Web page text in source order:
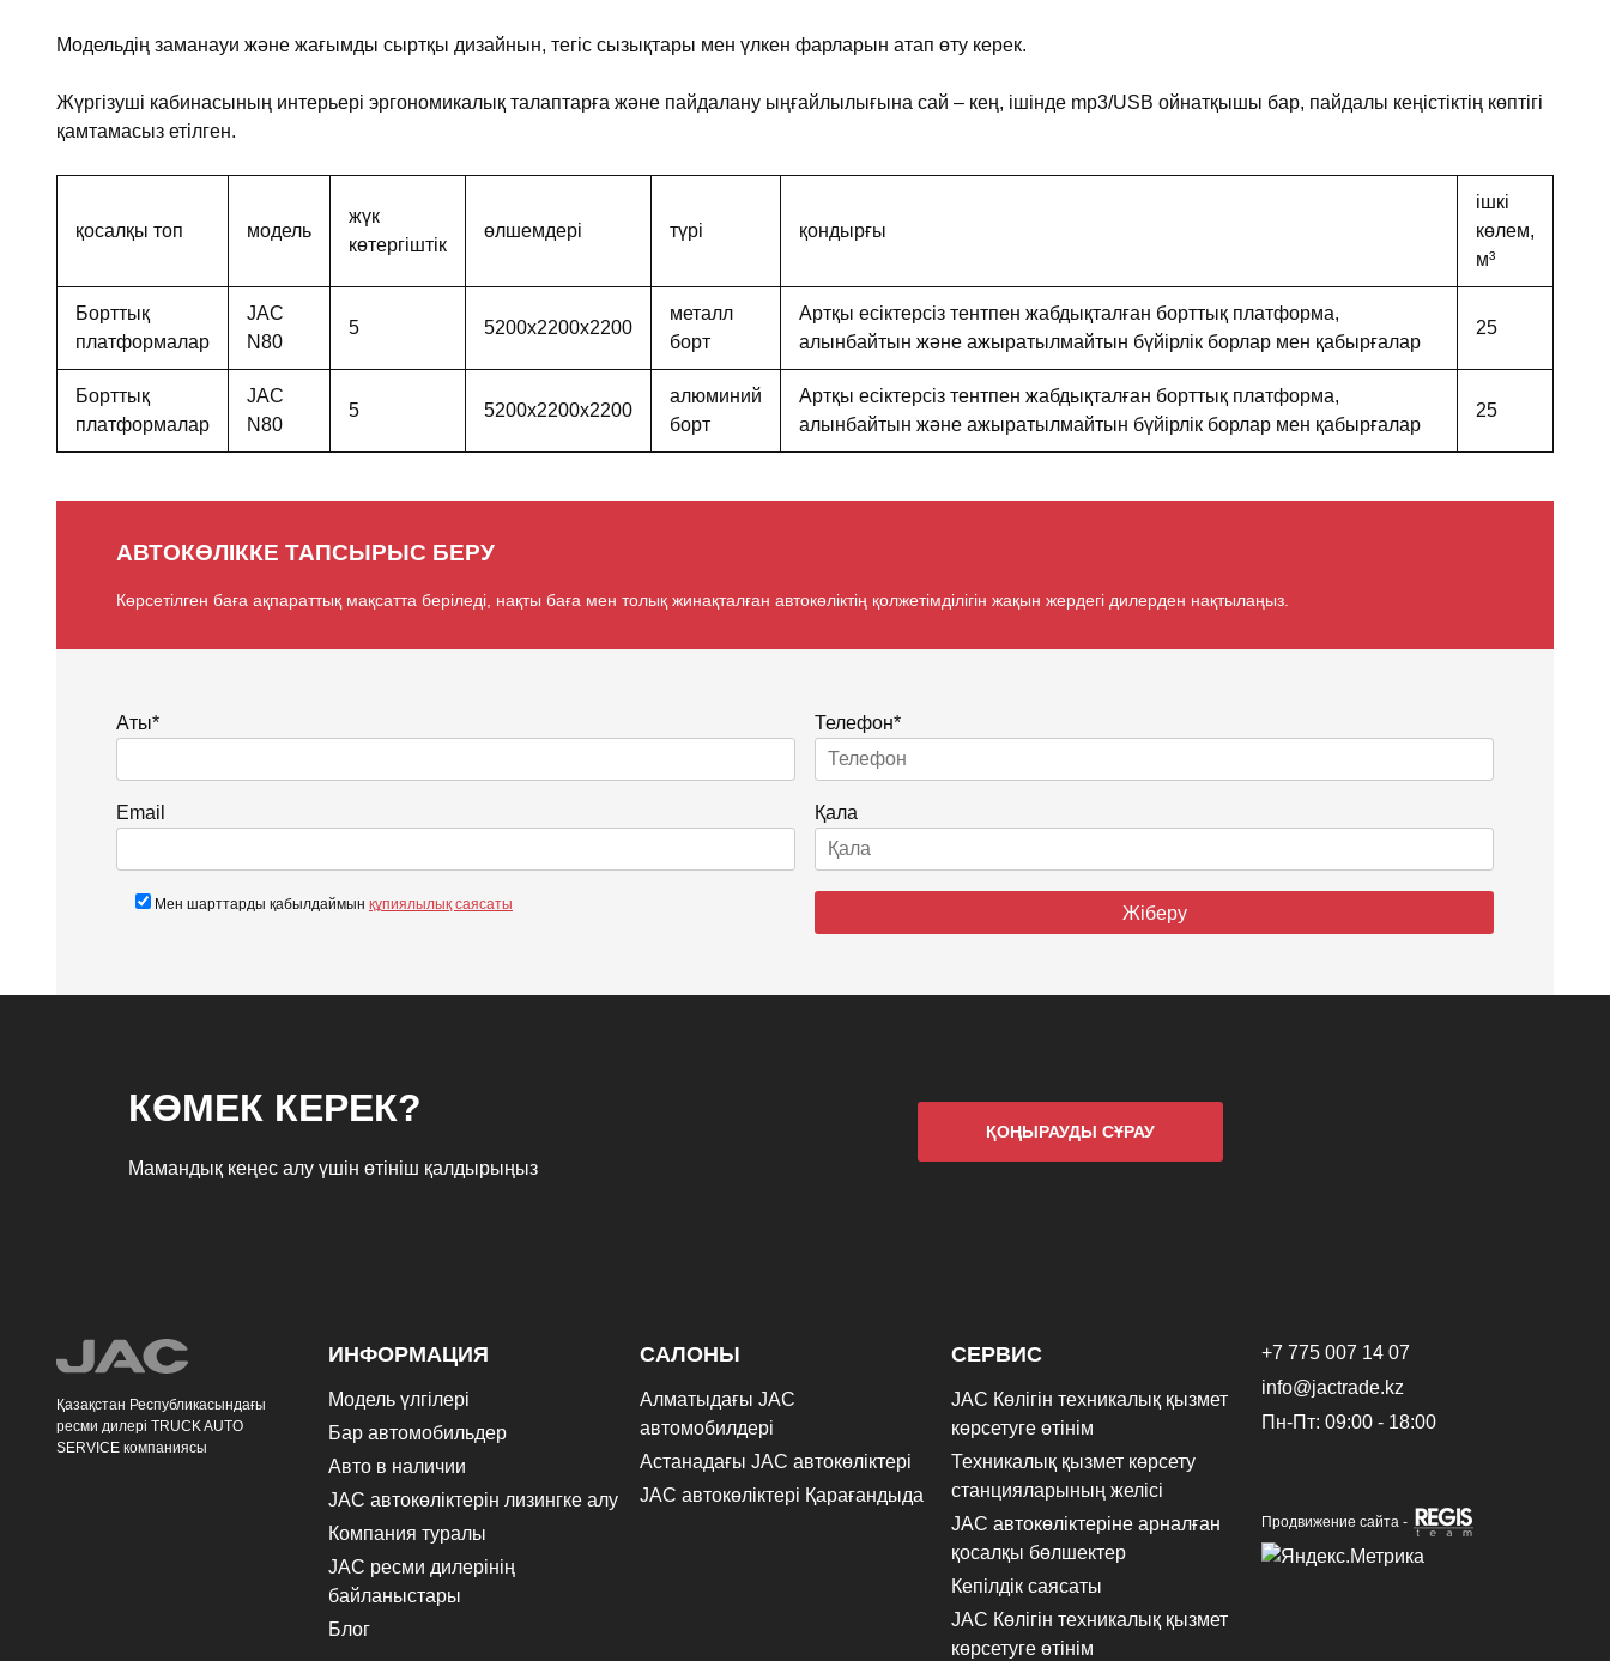
Модельдің заманауи және жағымды сыртқы дизайнын, тегіс сызықтары мен үлкен фарларын атап өту керек.
Жүргізуші кабинасының интерьері эргономикалық талаптарға және пайдалану ыңғайлылығына сай – кең, ішінде mp3/USB ойнатқышы бар, пайдалы кеңістіктің көптігі
қамтамасыз етілген.
қосалқы топ модель
жүк
көтергіштік
өлшемдері түрі қондырғы
ішкі
көлем,
м³
Борттық
платформалар
JAC
N80
5 5200х2200х2200
металл
борт
Артқы есіктерсіз тентпен жабдықталған борттық платформа,
алынбайтын және ажыратылмайтын бүйірлік борлар мен қабырғалар
25
Борттық
платформалар
JAC
N80
5 5200х2200х2200
алюминий
борт
Артқы есіктерсіз тентпен жабдықталған борттық платформа,
алынбайтын және ажыратылмайтын бүйірлік борлар мен қабырғалар
25
АВТОКӨЛІККЕ ТАПСЫРЫС БЕРУ
Көрсетілген баға ақпараттық мақсатта беріледі, нақты баға мен толық жинақталған автокөліктің қолжетімділігін жақын жердегі дилерден нақтылаңыз.
Аты* Телефон*
Email Қала
Мен шарттарды қабылдаймын құпиялылық саясаты
КӨМЕК КЕРЕК?
Мамандық кеңес алу үшін өтініш қалдырыңыз
ҚОҢЫРАУДЫ СҰРАУ
Қазақстан Республикасындағы
ресми дилері TRUCK AUTO
SERVICE компаниясы
ИНФОРМАЦИЯ
Модель үлгілері
Бар автомобильдер
Авто в наличии
JAC автокөліктерін лизингке алу
Компания туралы
JAC ресми дилерінің
байланыстары
Блог
САЛОНЫ
Алматыдағы JAC
автомобилдері
Астанадағы JAC автокөліктері
JAC автокөліктері Қарағандыда
СЕРВИС
JAC Көлігін техникалық қызмет
көрсетуге өтінім
Техникалық қызмет көрсету
станцияларының желісі
JAC автокөліктеріне арналған
қосалқы бөлшектер
Кепілдік саясаты
JAC Көлігін техникалық қызмет
көрсетуге өтінім
+7 775 007 14 07
info@jactrade.kz
Пн-Пт: 09:00 - 18:00
Продвижение сайта -